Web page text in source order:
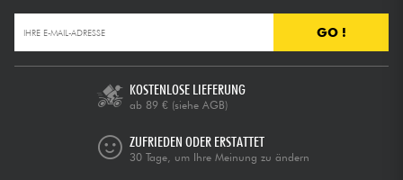
GO !
KOSTENLOSE LIEFERUNG
ab 89 € (siehe AGB)
ZUFRIEDEN ODER ERSTATTET
30 Tage, um Ihre Meinung zu ändern